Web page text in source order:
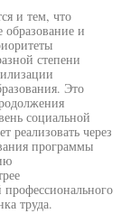
и тем, что
образование и
степени
Это
социальной
реализовать через
программы
профессионального
труда.